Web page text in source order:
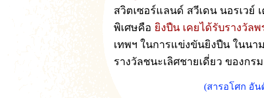
สวิตเซอร์แลนด์ สวีเดน นอรเวย์
พิเศษคือ ยิงปืน เคยได้รับรางวัล
เทพฯ ในการแข่งขันยิงปืน ในนา
รางวัลชนะเลิศชายเดี่ยว ของกร
(สารอโศก อั